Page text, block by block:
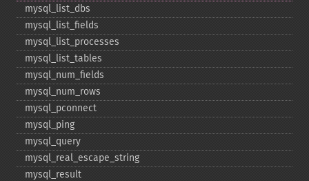
mysql_​list_​dbs
mysql_​list_​fields
mysql_​list_​processes
mysql_​list_​tables
mysql_​num_​fields
mysql_​num_​rows
mysql_​pconnect
mysql_​ping
mysql_​query
mysql_​real_​escape_​string
mysql_​result